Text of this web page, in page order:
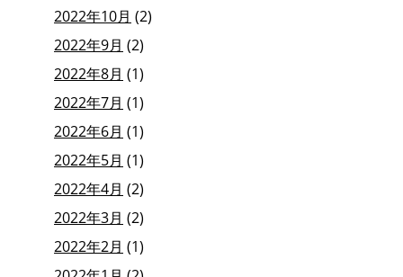
2022年10月 (2)
2022年9月 (2)
2022年8月 (1)
2022年7月 (1)
2022年6月 (1)
2022年5月 (1)
2022年4月 (2)
2022年3月 (2)
2022年2月 (1)